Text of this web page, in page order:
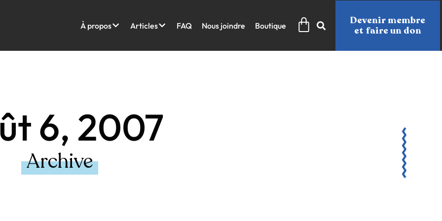
À propos Articles FAQ Nous joindre Boutique Panier
Devenir membre
et faire un don
6, 2007
Archive